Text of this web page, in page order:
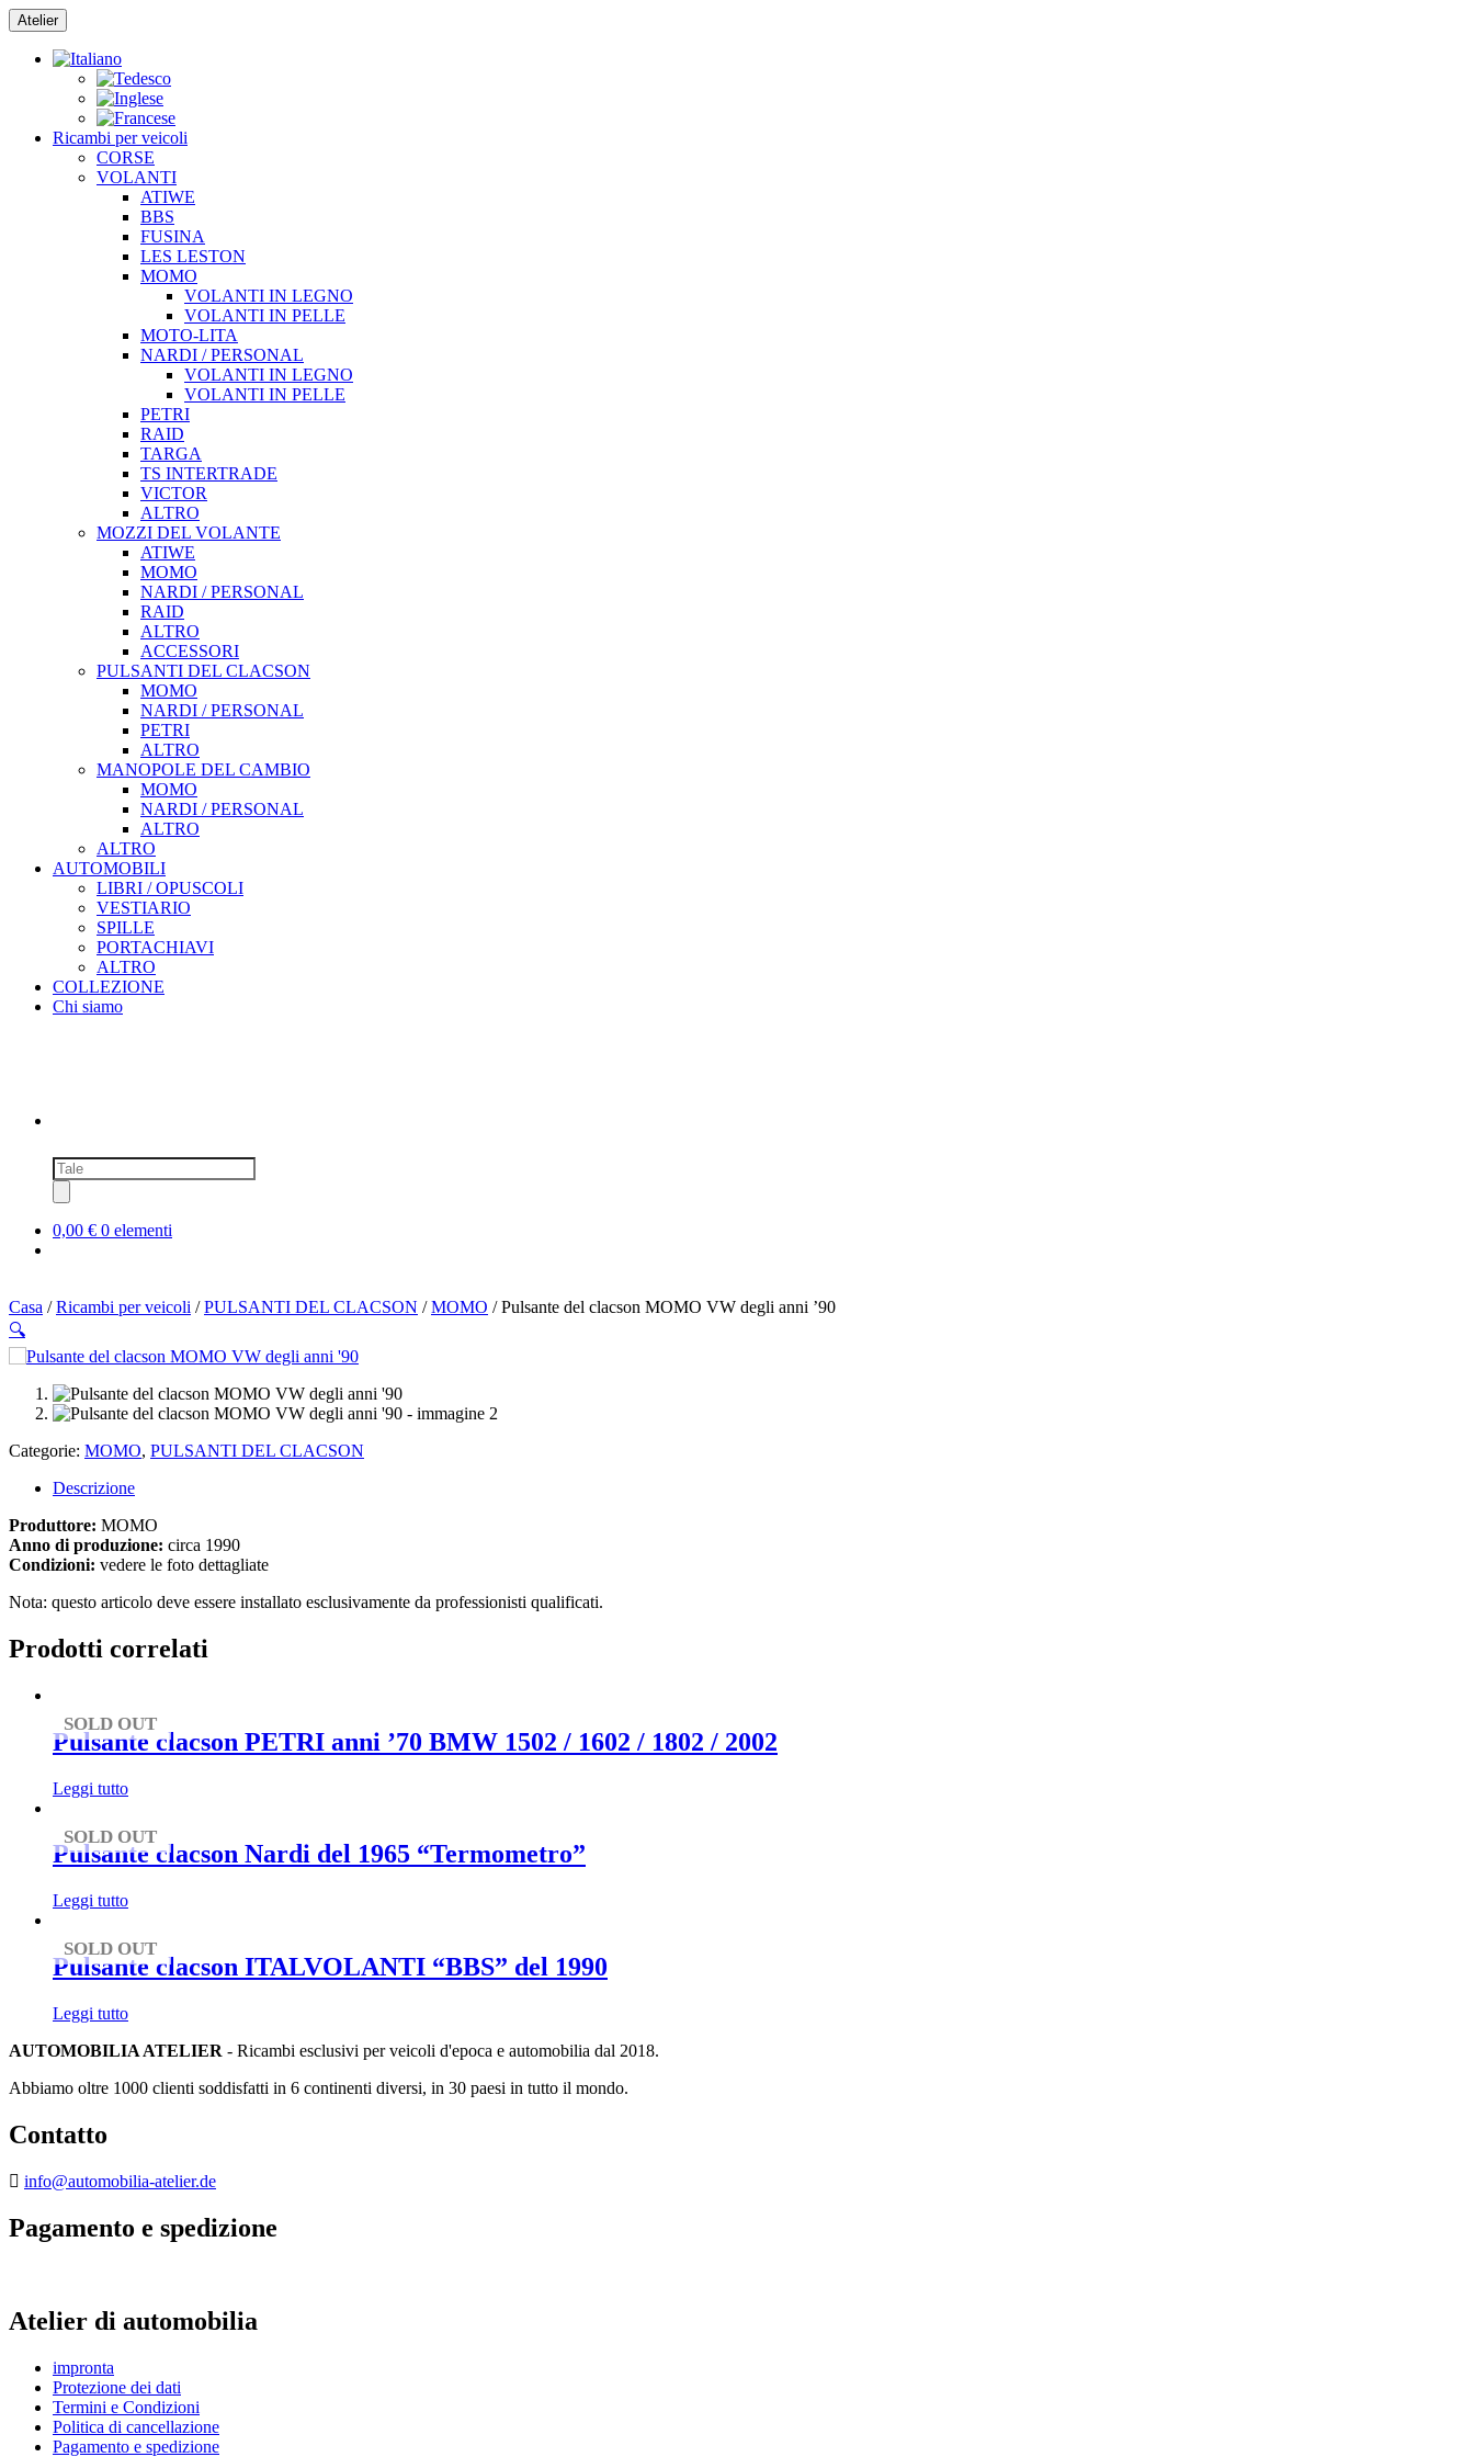
Vai
al
contenuto
Atelier
Ricambi per veicoli
CORSE
VOLANTI
ATIWE
BBS
FUSINA
LES LESTON
MOMO
VOLANTI IN LEGNO
VOLANTI IN PELLE
MOTO-LITA
NARDI / PERSONAL
VOLANTI IN LEGNO
VOLANTI IN PELLE
PETRI
RAID
TARGA
TS INTERTRADE
VICTOR
ALTRO
MOZZI DEL VOLANTE
ATIWE
MOMO
NARDI / PERSONAL
RAID
ALTRO
ACCESSORI
PULSANTI DEL CLACSON
MOMO
NARDI / PERSONAL
PETRI
ALTRO
MANOPOLE DEL CAMBIO
MOMO
NARDI / PERSONAL
ALTRO
ALTRO
AUTOMOBILI
LIBRI / OPUSCOLI
VESTIARIO
SPILLE
PORTACHIAVI
ALTRO
COLLEZIONE
Chi siamo
Ricerca
prodotti
0,00 € 0 elementi
Casa /Ricambi per veicoli /PULSANTI DEL CLACSON /MOMO / Pulsante del clacson MOMO VW degli anni ’90
🔍
SOLD OUT
Categorie: MOMO, PULSANTI DEL CLACSON
Descrizione
Produttore: MOMO
Anno di produzione: circa 1990
Condizioni: vedere le foto dettagliate
Nota: questo articolo deve essere installato esclusivamente da professionisti qualificati.
Prodotti correlati
SOLD OUT
Pulsante clacson PETRI anni ’70 BMW 1502 / 1602 / 1802 / 2002
Leggi tutto
SOLD OUT
Pulsante clacson Nardi del 1965 “Termometro”
Leggi tutto
SOLD OUT
Pulsante clacson ITALVOLANTI “BBS” del 1990
Leggi tutto
AUTOMOBILIA ATELIER - Ricambi esclusivi per veicoli d'epoca e automobilia dal 2018.
Abbiamo oltre 1000 clienti soddisfatti in 6 continenti diversi, in 30 paesi in tutto il mondo.
Contatto
info@automobilia-atelier.de
Pagamento e spedizione
Atelier di automobilia
impronta
Protezione dei dati
Termini e Condizioni
Politica di cancellazione
Pagamento e spedizione